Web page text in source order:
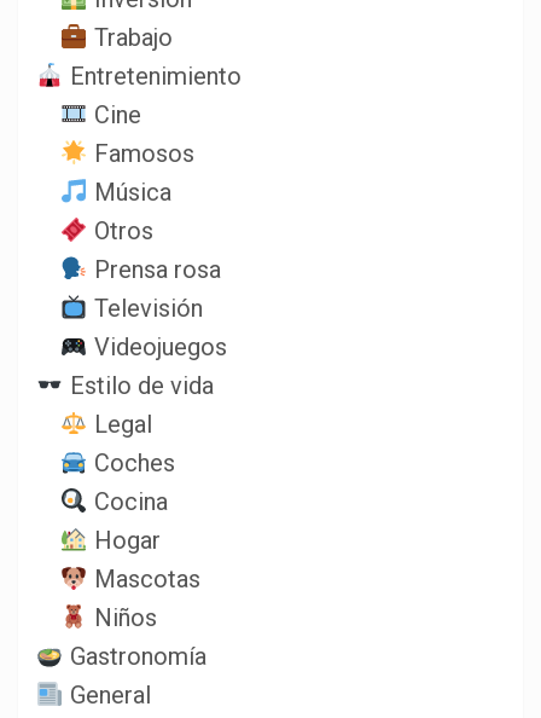
Trabajo
Entretenimiento
Cine
Famosos
Música
Otros
Prensa rosa
Televisión
Videojuegos
Estilo de vida
Legal
Coches
Cocina
Hogar
Mascotas
Niños
Gastronomía
General